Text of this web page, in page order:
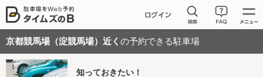
京都競馬場（淀競馬場）近く の予約できる駐車場
知っておきたい！